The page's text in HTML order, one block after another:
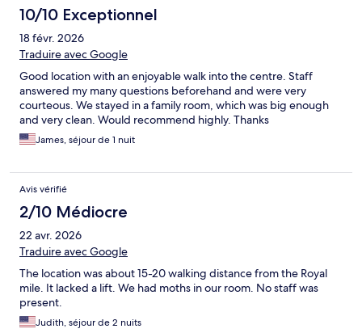
10/10 Exceptionnel
18 févr. 2026
Traduire avec Google
Good location with an enjoyable walk into the centre. Staff
answered my many questions beforehand and were very
courteous. We stayed in a family room, which was big enough
and very clean. Would recommend highly. Thanks
James, séjour de 1 nuit
Avis vérifié
2/10 Médiocre
22 avr. 2026
Traduire avec Google
The location was about 15-20 walking distance from the Royal
mile. It lacked a lift. We had moths in our room. No staff was
present.
Judith, séjour de 2 nuits